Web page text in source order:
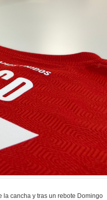
la cancha y tras un rebote Domingo